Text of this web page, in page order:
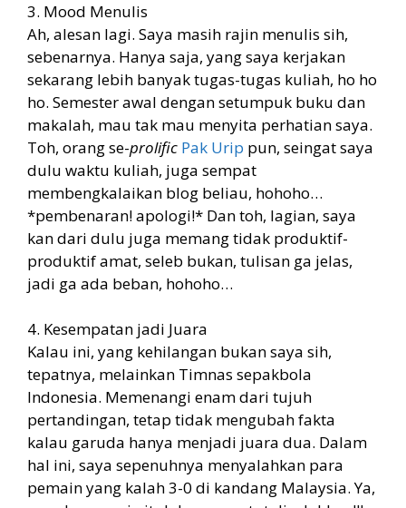
3. Mood Menulis
Ah, alesan lagi. Saya masih rajin menulis sih,
sebenarnya. Hanya saja, yang saya kerjakan
sekarang lebih banyak tugas-tugas kuliah, ho ho
ho. Semester awal dengan setumpuk buku dan
makalah, mau tak mau menyita perhatian saya.
Toh, orang se-prolific Pak Urip pun, seingat saya
dulu waktu kuliah, juga sempat
membengkalaikan blog beliau, hohoho…
*pembenaran! apologi!* Dan toh, lagian, saya
kan dari dulu juga memang tidak produktif-
produktif amat, seleb bukan, tulisan ga jelas,
jadi ga ada beban, hohoho…
4. Kesempatan jadi Juara
Kalau ini, yang kehilangan bukan saya sih,
tepatnya, melainkan Timnas sepakbola
Indonesia. Memenangi enam dari tujuh
pertandingan, tetap tidak mengubah fakta
kalau garuda hanya menjadi juara dua. Dalam
hal ini, saya sepenuhnya menyalahkan para
pemain yang kalah 3-0 di kandang Malaysia. Ya,